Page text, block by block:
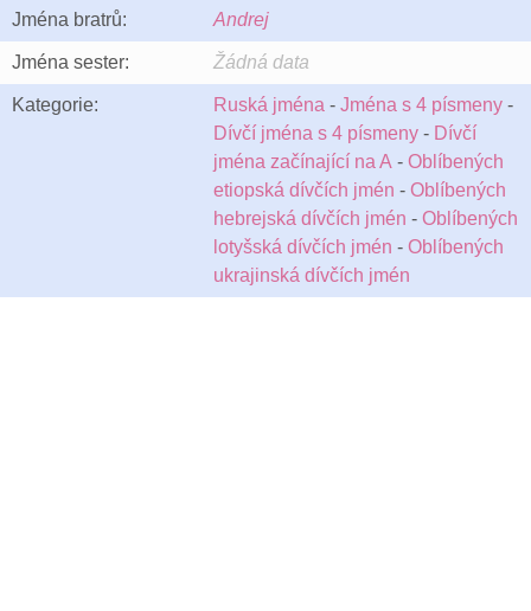
Jména bratrů: Andrej
Jména sester: Žádná data
Kategorie: Ruská jména - Jména s 4 písmeny -
Dívčí jména s 4 písmeny - Dívčí
jména začínající na A - Oblíbených
etiopská dívčích jmén - Oblíbených
hebrejská dívčích jmén - Oblíbených
lotyšská dívčích jmén - Oblíbených
ukrajinská dívčích jmén